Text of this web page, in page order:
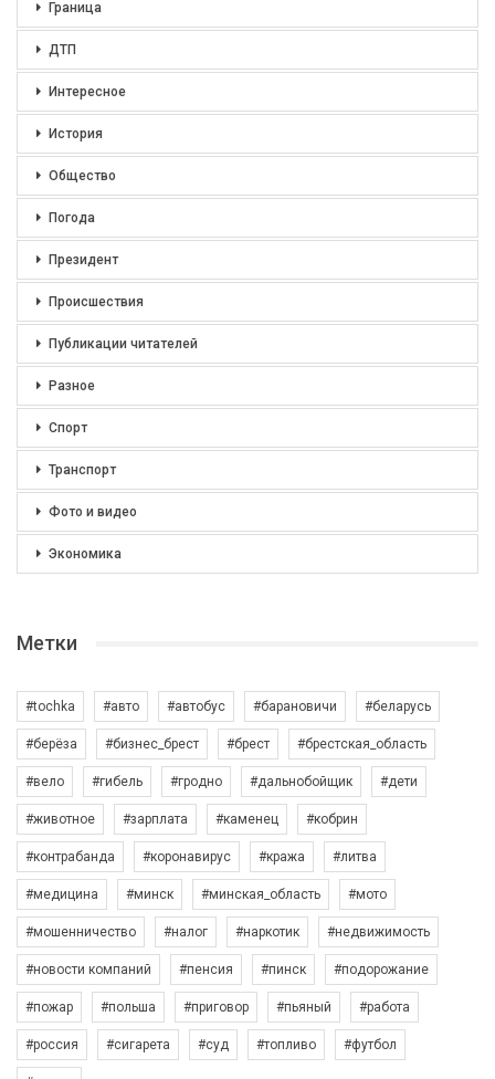
Граница
ДТП
Интересное
История
Общество
Погода
Президент
Происшествия
Публикации читателей
Разное
Спорт
Транспорт
Фото и видео
Экономика
Метки
#tochka #авто #автобус #барановичи #беларусь
#берёза #бизнес_брест #брест #брестская_область
#вело #гибель #гродно #дальнобойщик #дети
#животное #зарплата #каменец #кобрин
#контрабанда #коронавирус #кража #литва
#медицина #минск #минская_область #мото
#мошенничество #налог #наркотик #недвижимость
#новости компаний #пенсия #пинск #подорожание
#пожар #польша #приговор #пьяный #работа
#россия #сигарета #суд #топливо #футбол